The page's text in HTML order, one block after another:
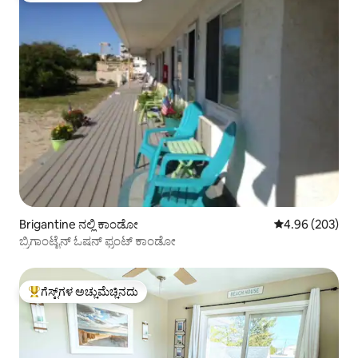
Brigantine ನಲ್ಲಿ ಕಾಂಡೋ 5 ರಲ್ಲಿ 4.96
4.96 (203)
ಬ್ರಿಗಾಂಟೈನ್ ಓಷನ್ ಫ್ರಂಟ್ ಕಾಂಡೋ
ಗೆಸ್ಟ್‌ಗಳಿಗೆ ಅತಿ ಹೆಚ್ಚು ಅಚ್ಚುಮೆಚ್ಚಿನದು
ಗೆಸ್ಟ್‌ಗಳ ಅಚ್ಚುಮೆಚ್ಚಿನದು